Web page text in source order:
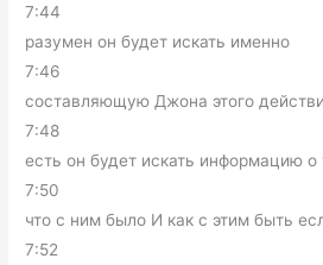
7:44
разумен он будет искать именно
7:46
составляющую Джона этого
7:48
есть он будет искать информацию о
7:50
что с ним было И как с этим быть
7:52